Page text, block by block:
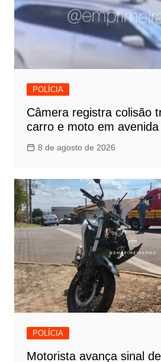
POLÍCIA
Câmera registra colisão
carro e moto em
8 de agosto de 2026
POLÍCIA
Motorista avança sinal